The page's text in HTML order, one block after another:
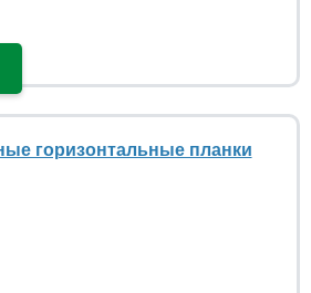
горизонтальные планки